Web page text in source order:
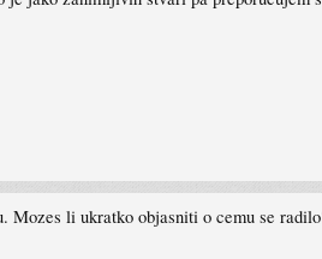
Mozes li ukratko objasniti o cemu se